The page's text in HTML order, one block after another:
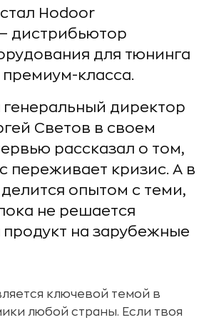
Hodoor
дистрибьютор
для тюнинга
класса.
директор
Светов в своем
рассказал о том,
переживает кризис. А в
опытом с теми,
не решается
на зарубежные
ключевой темой в
любой страны. Если твоя